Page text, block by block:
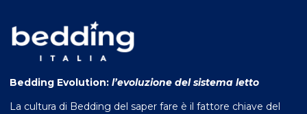
Bedding Evolution: l’evoluzione del sistema letto
La cultura di Bedding del saper fare è il fattore chiave del